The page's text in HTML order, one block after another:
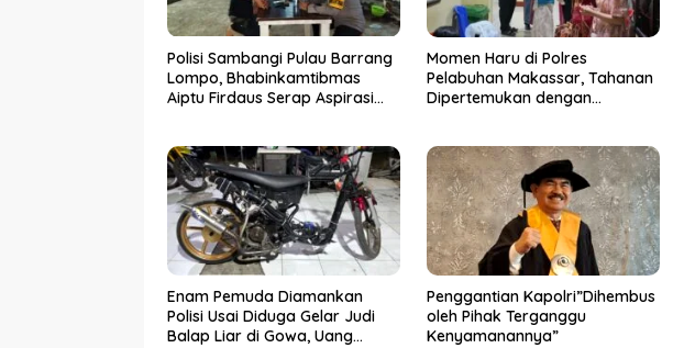
Polisi Sambangi Pulau Barrang
Lompo, Bhabinkamtibmas
Aiptu Firdaus Serap Aspirasi
Momen Haru di Polres
Pelabuhan Makassar, Tahanan
Dipertemukan dengan
Enam Pemuda Diamankan
Polisi Usai Diduga Gelar Judi
Balap Liar di Gowa, Uang
Penggantian Kapolri”Dihembus
oleh Pihak Terganggu
Kenyamanannya”